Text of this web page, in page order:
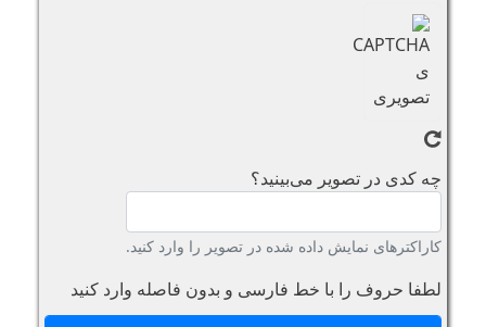
چه کدی در تصویر می‌بینید؟
کاراکترهای نمایش داده شده در تصویر را وارد کنید.
لطفا حروف را با خط فارسی و بدون فاصله وارد کنید